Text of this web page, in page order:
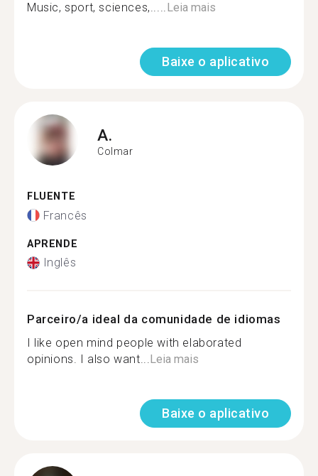
Music, sport, sciences,.....Leia mais
Baixe o aplicativo
A.
Colmar
FLUENTE
Francês
APRENDE
Inglês
Parceiro/a ideal da comunidade de idiomas
I like open mind people with elaborated
opinions. I also want...Leia mais
Baixe o aplicativo